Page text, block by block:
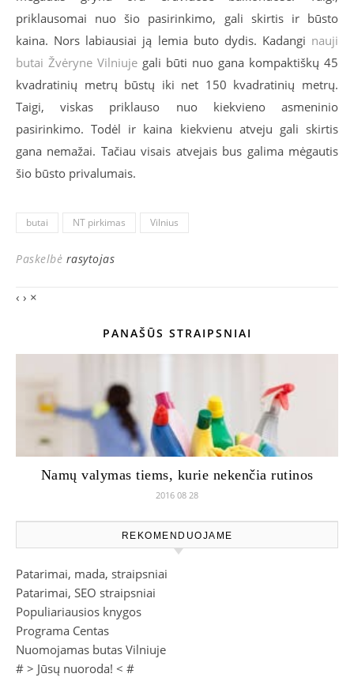
priklausomai nuo šio pasirinkimo, gali skirtis ir būsto
kaina. Nors labiausiai ją lemia buto dydis. Kadangi nauji
butai Žvėryne Vilniuje gali būti nuo gana kompaktiškų 45
kvadratinių metrų būstų iki net 150 kvadratinių metrų.
Taigi, viskas priklauso nuo kiekvieno asmeninio
pasirinkimo. Todėl ir kaina kiekvienu atveju gali skirtis
gana nemažai. Tačiau visais atvejais bus galima mėgautis
šio būsto privalumais.
butai NT pirkimas Vilnius
Paskelbė rasytojas
‹ › ×
PANAŠŪS STRAIPSNIAI
Namų valymas tiems, kurie nekenčia rutinos
2016 08 28
REKOMENDUOJAME
Patarimai, mada, straipsniai
Patarimai, SEO straipsniai
Populiariausios knygos
Programa Centas
Nuomojamas butas Vilniuje
# > Jūsų nuoroda! < #